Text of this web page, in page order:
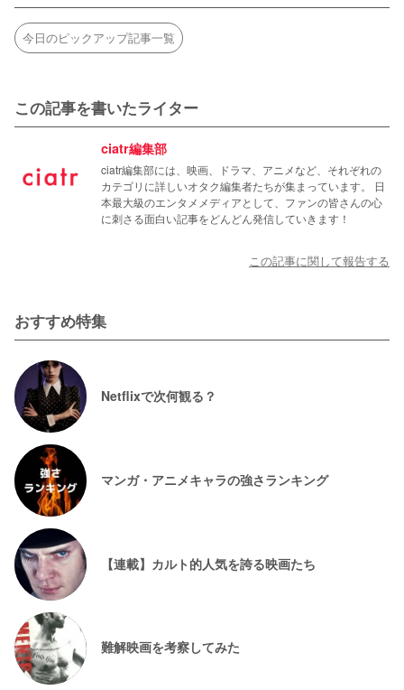
今日のピックアップ記事一覧
この記事を書いたライター
ciatr編集部
ciatr編集部には、映画、ドラマ、アニメなど、それぞれの
カテゴリに詳しいオタク編集者たちが集まっています。 日
本最大級のエンタメメディアとして、ファンの皆さんの心
に刺さる面白い記事をどんどん発信していきます！
この記事に関して報告する
おすすめ特集
Netflixで次何観る？
マンガ・アニメキャラの強さランキング
【連載】カルト的人気を誇る映画たち
難解映画を考察してみた